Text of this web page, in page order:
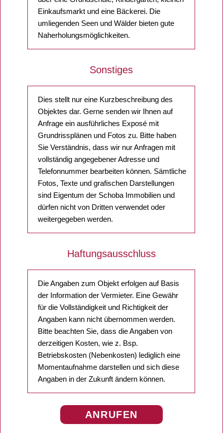
Einkaufsmarkt und eine Bäckerei. Die
umliegenden Seen und Wälder bieten gute
Naherholungsmöglichkeiten.
Sonstiges
Dies stellt nur eine Kurzbeschreibung des
Objektes dar. Gerne senden wir Ihnen auf
Anfrage ein ausführliches Exposé mit
Grundrissplänen und Fotos zu. Bitte haben
Sie Verständnis, dass wir nur Anfragen mit
vollständig angegebener Adresse und
Telefonnummer bearbeiten können. Sämtliche
Fotos, Texte und grafischen Darstellungen
sind Eigentum der Schoba Immobilien und
dürfen nicht von Dritten verwendet oder
weitergegeben werden.
Haftungsausschluss
Die Angaben zum Objekt erfolgen auf Basis
der Information der Vermieter. Eine Gewähr
für die Vollständigkeit und Richtigkeit der
Angaben kann nicht übernommen werden.
Bitte beachten Sie, dass die Angaben von
derzeitigen Kosten, wie z. Bsp.
Betriebskosten (Nebenkosten) lediglich eine
Momentaufnahme darstellen und sich diese
Angaben in der Zukunft ändern können.
ANRUFEN